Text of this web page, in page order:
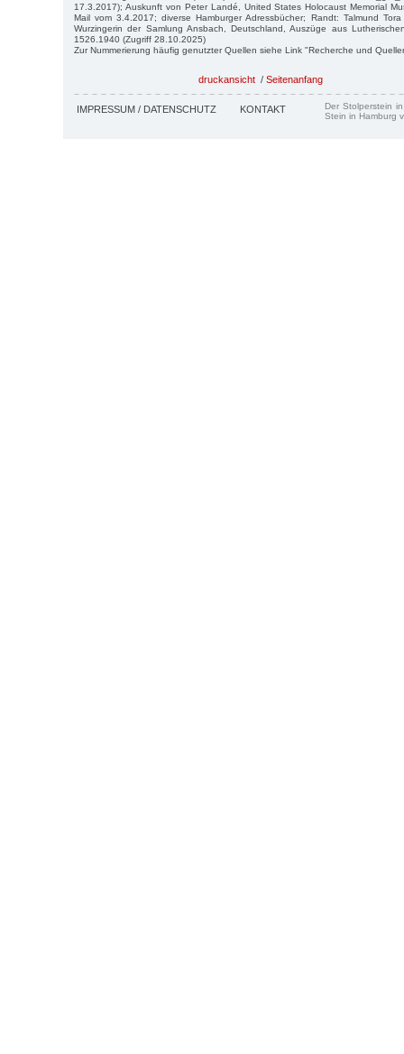
17.3.2017); Auskunft von Peter Landé, United States Holocaust Memorial
Mail vom 3.4.2017; diverse Hamburger Adressbücher; Randt: Talmund
Wurzingerin der Samlung Ansbach, Deutschland, Auszüge aus
1526.1940 (Zugriff 28.10.2025)
Zur Nummerierung häufig genutzter Quellen siehe Link "Recherche und
druckansicht / Seitenanfang
IMPRESSUM / DATENSCHUTZ KONTAKT
Der Stolperstein
Stein in Hamburg